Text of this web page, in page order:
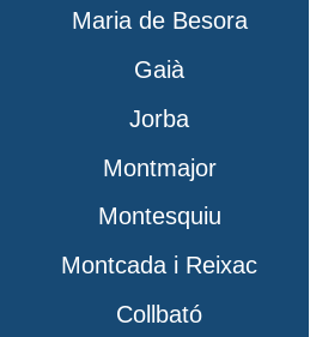
Maria de Besora
Gaià
Jorba
Montmajor
Montesquiu
Montcada i Reixac
Collbató